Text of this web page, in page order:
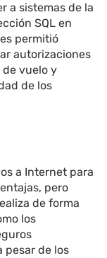
a sistemas de la
SQL en
permitió
autorizaciones
vuelo y
de los
a Internet para
pero
de forma
los
pesar de los